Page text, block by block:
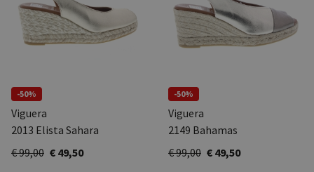
-50%
Viguera
2013 Elista Sahara
€ 99,00 € 49,50
-50%
Viguera
2149 Bahamas
€ 99,00 € 49,50